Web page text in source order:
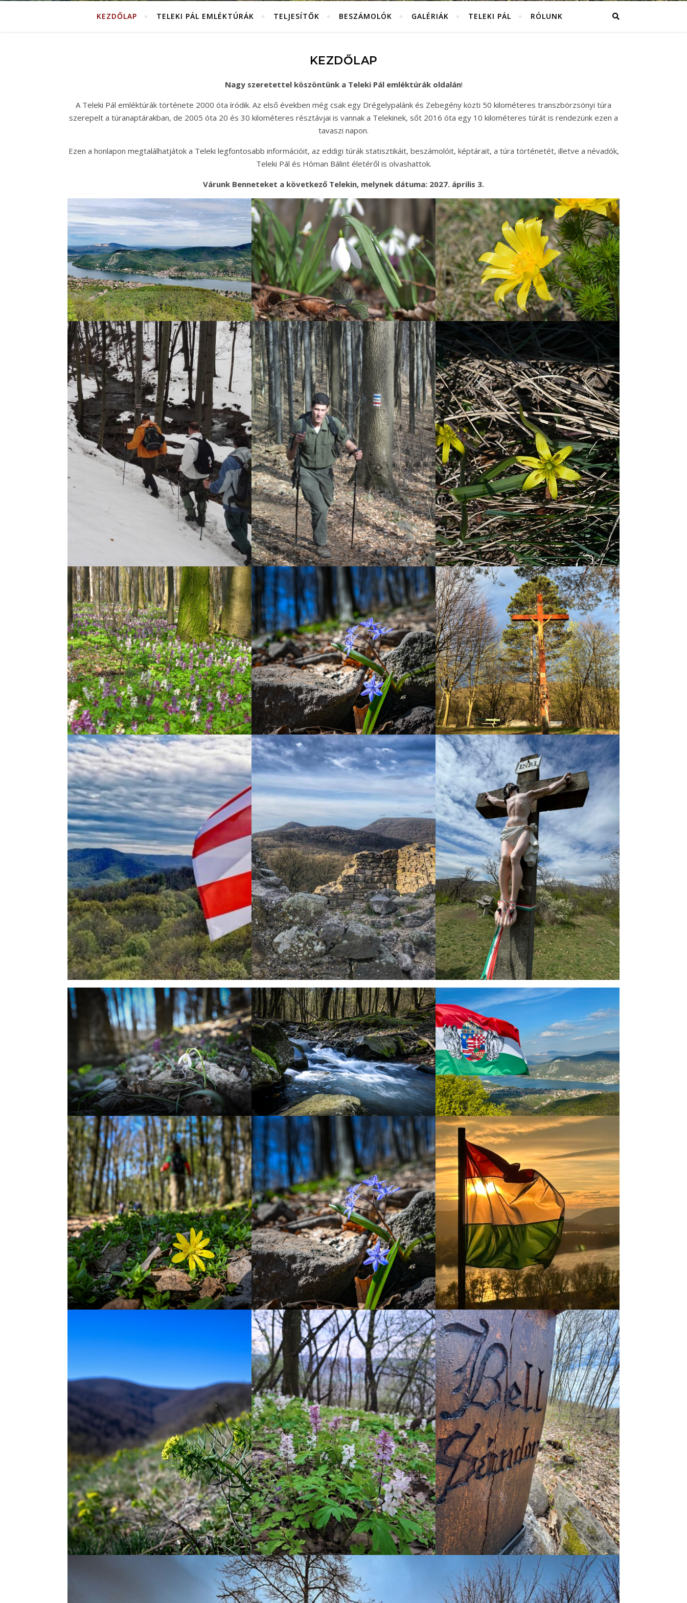
KEZDŐLAP TELEKI PÁL EMLÉKTÚRÁK TELJESÍTŐK BESZÁMOLÓK GALÉRIÁK TELEKI PÁL RÓLUNK
KEZDŐLAP
Nagy szeretettel köszöntünk a Teleki Pál emléktúrák oldalán!
A Teleki Pál emléktúrák története 2000 óta íródik. Az első években még csak egy Drégelypalánk és Zebegény közti 50 kilométeres transzbörzsönyi túra
szerepelt a túranaptárakban, de 2005 óta 20 és 30 kilométeres résztávjai is vannak a Telekinek, sőt 2016 óta egy 10 kilométeres túrát is rendezünk ezen a
tavaszi napon.
Ezen a honlapon megtalálhatjátok a Teleki legfontosabb információit, az eddigi túrák statisztikáit, beszámolóit, képtárait, a túra történetét, illetve a névadók,
Teleki Pál és Hóman Bálint életéről is olvashattok.
Várunk Benneteket a következő Telekin, melynek dátuma: 2027. április 3.